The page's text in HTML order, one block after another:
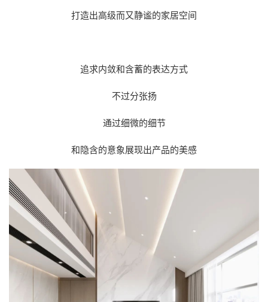
打造出高级而又静谧的家居空间
追求内敛和含蓄的表达方式
不过分张扬
通过细微的细节
和隐含的意象展现出产品的美感